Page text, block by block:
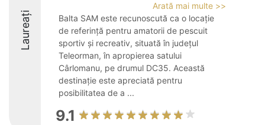
Laureați
Arată mai multe >>
Balta SAM este recunoscută ca o locație
de referință pentru amatorii de pescuit
sportiv și recreativ, situată în județul
Teleorman, în apropierea satului
Cârlomanu, pe drumul DC35. Această
destinație este apreciată pentru
posibilitatea de a ...
9.1